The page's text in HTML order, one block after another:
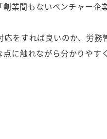
業間もないベンチャー企
をすれば良いのか、労務
に触れながら分かりやす